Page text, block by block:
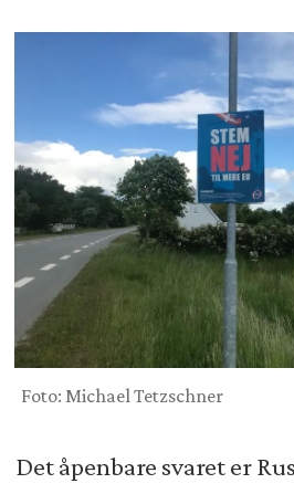
Foto: Michael Tetzschner
Det åpenbare svaret er